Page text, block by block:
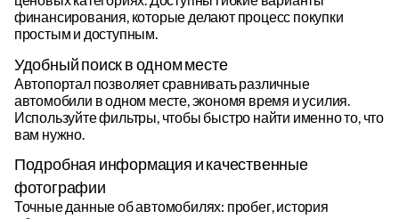
Используйте фильтры, чтобы быстро найти именно то, что
вам нужно.
фотографии
Точные данные об автомобилях: пробег, история
обслуживания, оснащение и другие важные детали.
Качественные фотографии дают полное представление
о состоянии автомобиля.
Автомобили с гарантией
На автопортале вы найдете широкий выбор
подержанных автомобилей, многие из которых имеют
заводскую гарантию или дополнительную гарантию от
продавца. Вы можете быть уверены, что делаете
осознанный и надежный выбор.